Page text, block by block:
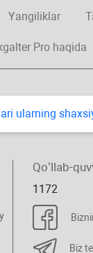
Yangiliklar
Pro haqida
ularning
Qoʻllab-
1172
Biz